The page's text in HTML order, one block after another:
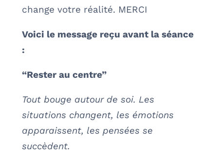
change votre réalité. MERCI
Voici le message reçu avant la séance
:
“Rester au centre”
Tout bouge autour de soi. Les
situations changent, les émotions
apparaissent, les pensées se
succèdent.